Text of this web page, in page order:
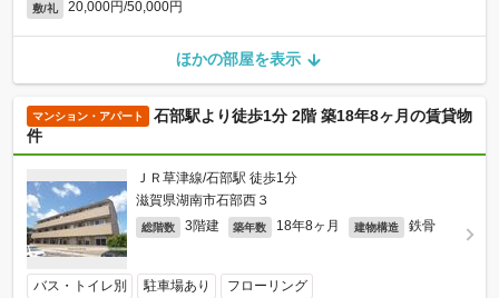
敷/礼 20,000円/50,000円
ほかの部屋を表示
マンション・アパート
石部駅より徒歩1分 2階 築18年8ヶ月の賃貸物
件
ＪＲ草津線/石部駅 徒歩1分
滋賀県湖南市石部西３
総階数 3階建 築年数 18年8ヶ月 建物構造 鉄骨
バス・トイレ別 駐車場あり フローリング